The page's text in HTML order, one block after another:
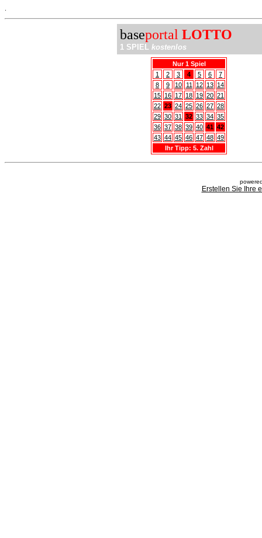
baseportal LOTTO
1 SPIEL kostenlos
Nur 1 Spiel
1
2 3 4 5 6
7
8
9 10 11 12 13 14
15 16 17 18 19 20 21
22 23 24 25 26 27 28
29 30 31 32 33 34 35
36 37 38 39 40 41 42
43 44 45 46 47 48 49
Ihr Tipp: 5. Zahl
Erstellen Sie Ihre